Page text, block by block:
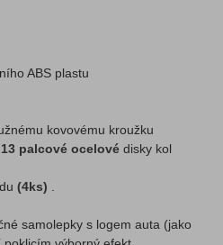
ABS plastu
kovovému kroužku
13 palcové ocelové disky kol
(4ks)
samolepky s logem auta (jako